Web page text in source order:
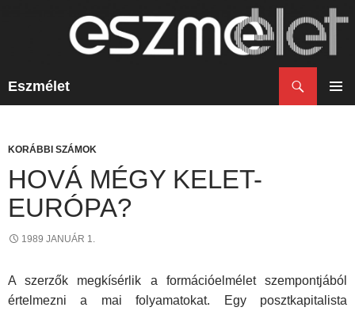
Eszmélet
KORÁBBI SZÁMOK
HOVÁ MÉGY KELET-
EURÓPA?
1989 JANUÁR 1.
A szerzők megkísérlik a formációelmélet szempontjából
értelmezni a mai folyamatokat. Egy posztkapitalista